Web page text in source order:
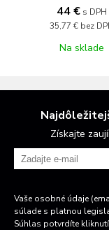
44 € s DPH
35,77 € bez
Na sklade
Získajte
Vaše osobné údaje
súlade s platnou
Súhlas potvrdíte